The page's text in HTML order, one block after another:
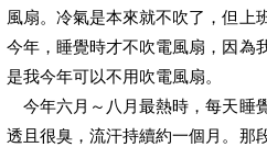
風扇。冷氣是本來就不吹了，但上
今年，睡覺時才不吹電風扇，因為
是我今年可以不用吹電風扇。
今年六月～八月最熱時，每天睡
透且很臭，流汗持續約一個月。那